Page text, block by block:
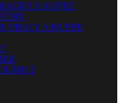
A KUFRE
OBALY A KUFRE
KÁBLE